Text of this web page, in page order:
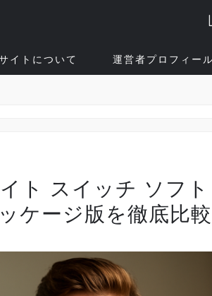
イトについて 運営者プロフィール
ト スイッチ ソフト
ケージ版を徹底比較